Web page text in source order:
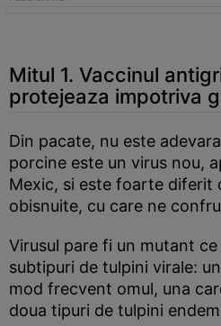
Mitul 1. Vaccinul
protejeaza impotriva
Din pacate, nu este
porcine este un virus nou,
Mexic, si este foarte diferit
obisnuite, cu care ne
Virusul pare fi un mutant
subtipuri de tulpini virale:
mod frecvent omul, una
doua tipuri de tulpini